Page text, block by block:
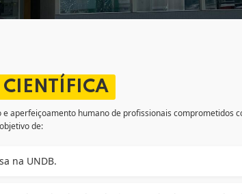
CIENTÍFICA
aperfeiçoamento humano de profissionais comprometidos
de:
na UNDB.